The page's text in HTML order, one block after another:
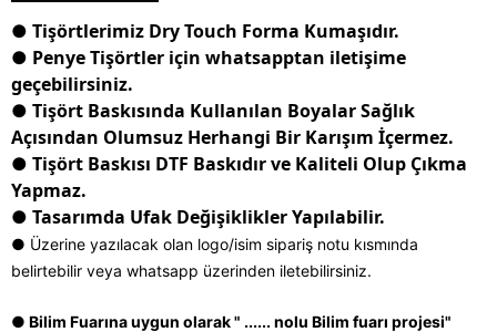
● Tişörtlerimiz Dry Touch Forma Kumaşıdır.
● Penye Tişörtler için whatsapptan iletişime
geçebilirsiniz.
● Tişört Baskısında Kullanılan Boyalar Sağlık
Açısından Olumsuz Herhangi Bir Karışım İçermez.
● Tişört Baskısı DTF Baskıdır ve Kaliteli Olup Çıkma
Yapmaz.
● Tasarımda Ufak Değişiklikler Yapılabilir.
● Üzerine yazılacak olan logo/isim sipariş notu kısmında
belirtebilir veya whatsapp üzerinden iletebilirsiniz.
● Bilim Fuarına uygun olarak " ...... nolu Bilim fuarı projesi"